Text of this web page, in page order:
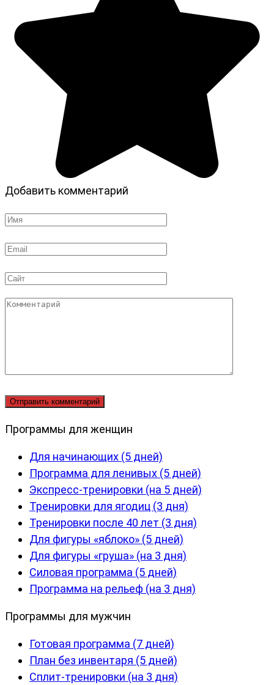
Добавить комментарий
Имя
Email
Сайт
Комментарий
Программы для женщин
Для начинающих (5 дней)
Программа для ленивых (5 дней)
Экспресс-тренировки (на 5 дней)
Тренировки для ягодиц (3 дня)
Тренировки после 40 лет (3 дня)
Для фигуры «яблоко» (5 дней)
Для фигуры «груша» (на 3 дня)
Силовая программа (5 дней)
Программа на рельеф (на 3 дня)
Программы для мужчин
Готовая программа (7 дней)
План без инвентаря (5 дней)
Сплит-тренировки (на 3 дня)